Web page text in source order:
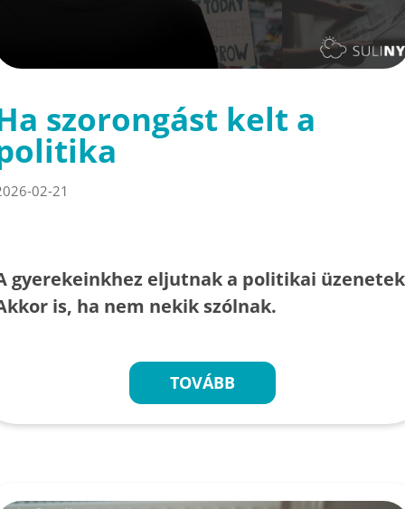
szorongást kelt a
02-21
gyerekeinkhez eljutnak a politikai
is, ha nem nekik szólnak.
TOVÁBB